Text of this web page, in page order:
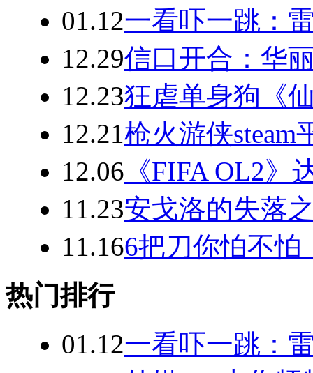
01.12一看吓一跳：
12.29信口开合：华
12.23狂虐单身狗《
12.21枪火游侠steam
12.06 《FIFA OL2》
11.23安戈洛的失落
11.166把刀你怕不怕
热门排行
01.12一看吓一跳：